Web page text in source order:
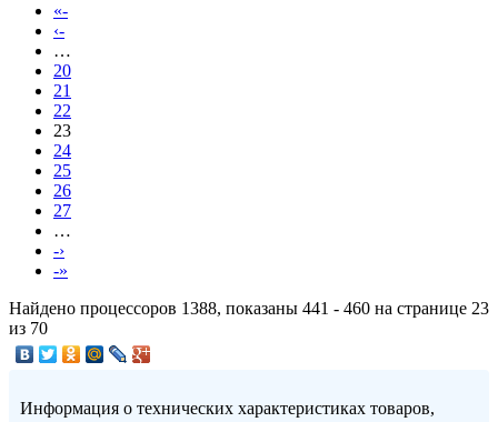
«-
‹-
…
20
21
22
23
24
25
26
27
…
-›
-»
Найдено процессоров 1388, показаны 441 - 460 на странице 23
из 70
Информация о технических характеристиках товаров,